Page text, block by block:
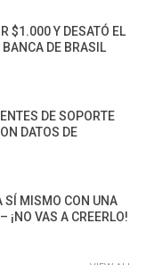
$1.000 Y DESATÓ EL
BANCA DE BRASIL
DE SOPORTE
DATOS DE
SÍ MISMO CON UNA
¡NO VAS A CREERLO!